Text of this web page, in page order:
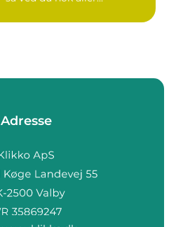
Adresse